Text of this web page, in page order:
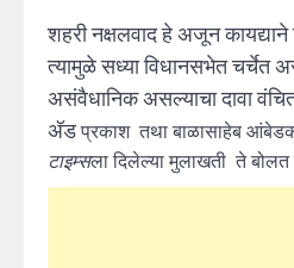
शहरी नक्षलवाद हे अजून
त्यामुळे सध्या विधानसभेत
असंवैधानिक असल्याचा दावा
अ‍ॅडप्रकाश तथा बाळासाहेब
टाइम्सला दिलेल्या मुलाखती ते बोलत